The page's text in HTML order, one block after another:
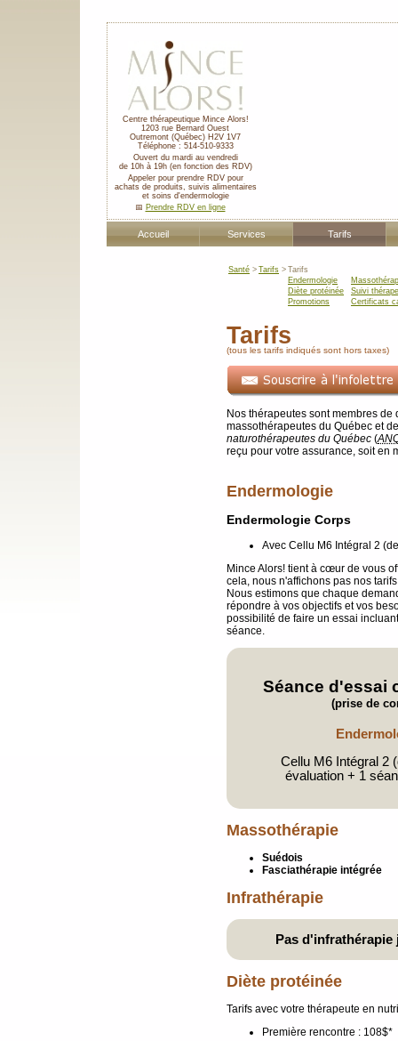
Centre thérapeutique Mince Alors!
1203 rue Bernard Ouest
Outremont (Québec) H2V 1V7
Téléphone : 514-510-9333
Ouvert du mardi au vendredi
de 10h à 19h (en fonction des RDV)
Appeler pour prendre RDV pour
achats de produits, suivis alimentaires
et soins d'endermologie
📅 Prendre RDV en ligne
Accueil Services Tarifs
Santé > Tarifs > Tarifs
Endermologie
Diète protéinée
Suivi
Promotions
Certificats
Tarifs
(tous les tarifs indiqués sont hors taxes)
Nos thérapeutes sont membres de
massothérapeutes du Québec et
naturothérapeutes du Québec (
reçu pour votre assurance, soit en
Endermologie
Endermologie Corps
Avec Cellu M6 Intégral 2
Mince Alors! tient à cœur de vous
cela, nous n'affichons pas nos
Nous estimons que chaque
répondre à vos objectifs et vos
possibilité de faire un essai
séance.
Séance d'essai
(prise de
Cellu M6 Intégral 2
évaluation + 1
Massothérapie
Suédois
Fasciathérapie intégrée
Infrathérapie
Pas
Diète protéinée
Tarifs avec votre thérapeute en
Première rencontre : 108$*